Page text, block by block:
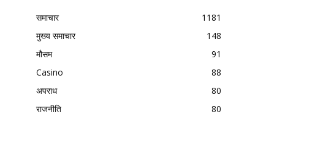
समाचार
1181
मुख्य समाचार
148
मौसम
91
Casino
88
अपराध
80
राजनीति
80